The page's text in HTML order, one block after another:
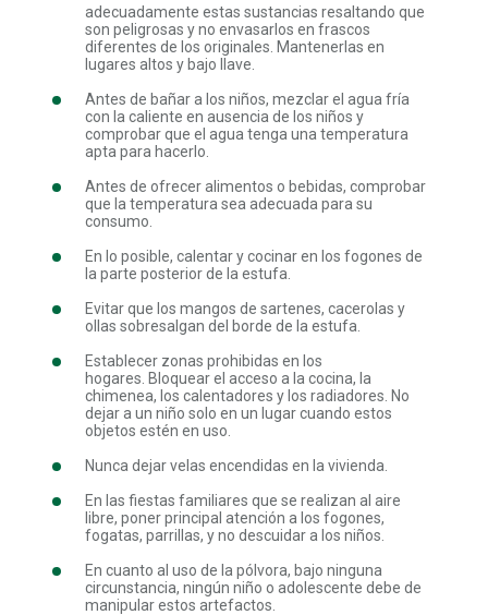
adecuadamente estas sustancias resaltando que
son peligrosas y no envasarlos en frascos
diferentes de los originales. Mantenerlas en
lugares altos y bajo llave.
Antes de bañar a los niños, mezclar el agua fría
con la caliente en ausencia de los niños y
comprobar que el agua tenga una temperatura
apta para hacerlo.
Antes de ofrecer alimentos o bebidas, comprobar
que la temperatura sea adecuada para su
consumo.
En lo posible, calentar y cocinar en los fogones de
la parte posterior de la estufa.
Evitar que los mangos de sartenes, cacerolas y
ollas sobresalgan del borde de la estufa.
Establecer zonas prohibidas en los
hogares. Bloquear el acceso a la cocina, la
chimenea, los calentadores y los radiadores. No
dejar a un niño solo en un lugar cuando estos
objetos estén en uso.
Nunca dejar velas encendidas en la vivienda.
En las fiestas familiares que se realizan al aire
libre, poner principal atención a los fogones,
fogatas, parrillas, y no descuidar a los niños.
En cuanto al uso de la pólvora, bajo ninguna
circunstancia, ningún niño o adolescente debe de
manipular estos artefactos.